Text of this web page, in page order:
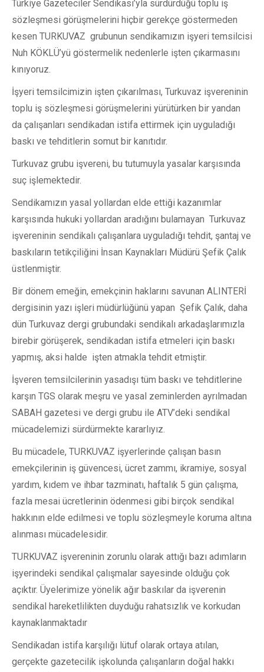
Türkiye Gazeteciler Sendikası’yla sürdürdüğü toplu iş
sözleşmesi görüşmelerini hiçbir gerekçe göstermeden
kesen TURKUVAZ grubunun sendikamızın işyeri temsilcisi
Nuh KÖKLÜ’yü göstermelik nedenlerle işten çıkarmasını
kınıyoruz.
İşyeri temsilcimizin işten çıkarılması, Turkuvaz işvereninin
toplu iş sözleşmesi görüşmelerini yürütürken bir yandan
da çalışanları sendikadan istifa ettirmek için uyguladığı
baskı ve tehditlerin somut bir kanıtıdır.
Turkuvaz grubu işvereni, bu tutumuyla yasalar karşısında
suç işlemektedir.
Sendikamızın yasal yollardan elde ettiği kazanımlar
karşısında hukuki yollardan aradığını bulamayan Turkuvaz
işvereninin sendikalı çalışanlara uyguladığı tehdit, şantaj ve
baskıların tetikçiliğini İnsan Kaynakları Müdürü Şefik Çalık
üstlenmiştir.
Bir dönem emeğin, emekçinin haklarını savunan ALINTERİ
dergisinin yazı işleri müdürlüğünü yapan Şefik Çalık, daha
dün Turkuvaz dergi grubundaki sendikalı arkadaşlarımızla
birebir görüşerek, sendikadan istifa etmeleri için baskı
yapmış, aksi halde işten atmakla tehdit etmiştir.
İşveren temsilcilerinin yasadışı tüm baskı ve tehditlerine
karşın TGS olarak meşru ve yasal zeminlerden ayrılmadan
SABAH gazetesi ve dergi grubu ile ATV’deki sendikal
mücadelemizi sürdürmekte kararlıyız.
Bu mücadele, TURKUVAZ işyerlerinde çalışan basın
emekçilerinin iş güvencesi, ücret zammı, ikramiye, sosyal
yardım, kıdem ve ihbar tazminatı, haftalık 5 gün çalışma,
fazla mesai ücretlerinin ödenmesi gibi birçok sendikal
hakkının elde edilmesi ve toplu sözleşmeyle koruma altına
alınması mücadelesidir.
TURKUVAZ işvereninin zorunlu olarak attığı bazı adımların
işyerindeki sendikal çalışmalar sayesinde olduğu çok
açıktır. Üyelerimize yönelik ağır baskılar da işverenin
sendikal hareketlilikten duyduğu rahatsızlık ve korkudan
kaynaklanmaktadır
Sendikadan istifa karşılığı lütuf olarak ortaya atılan,
gerçekte gazetecilik işkolunda çalışanların doğal hakkı